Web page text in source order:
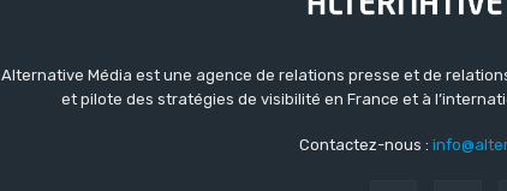
Alternative Média est une agence de relations presse et de
et pilote des stratégies de visibilité en France et à
Contactez-nous :